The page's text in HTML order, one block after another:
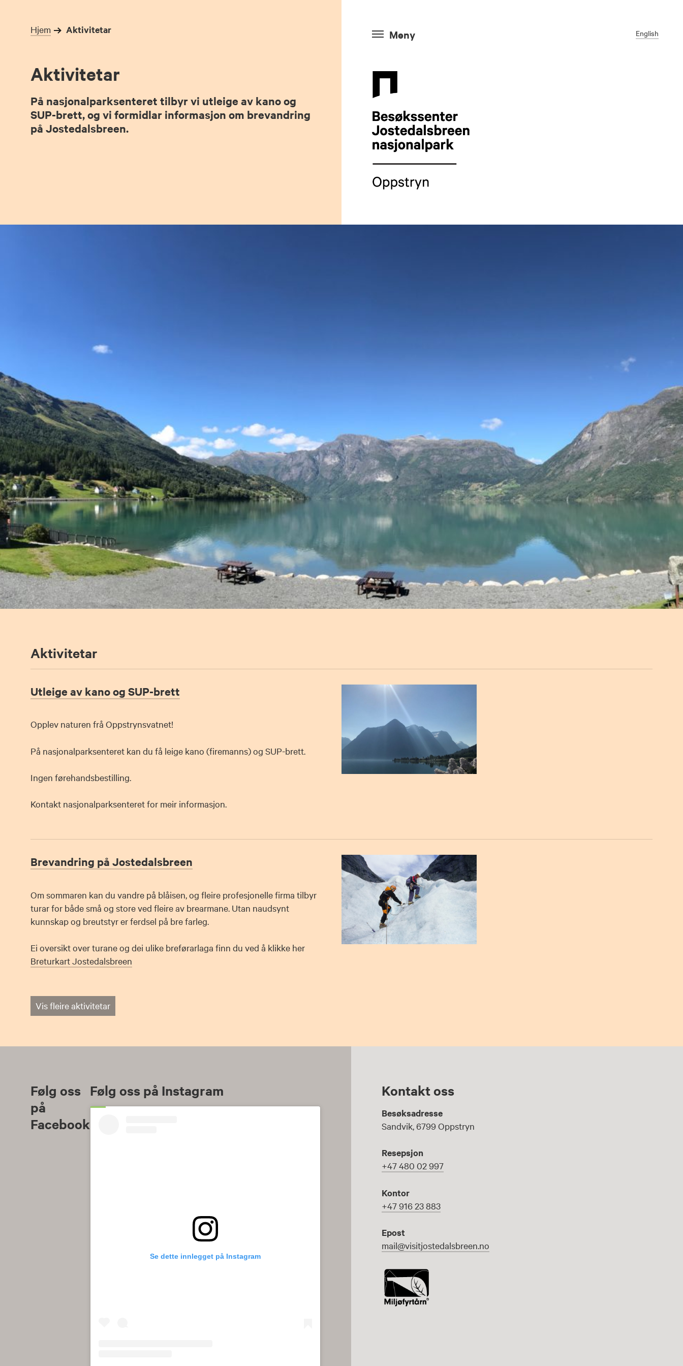
Meny English
Hjem Aktivitetar
Aktivitetar
På nasjonalparksenteret tilbyr vi utleige av kano og
SUP-brett, og vi formidlar informasjon om brevandring
på Jostedalsbreen.
Aktivitetar
Utleige av kano og SUP-brett
Opplev naturen frå Oppstrynsvatnet!
På nasjonalparksenteret kan du få leige kano (firemanns) og SUP-brett.
Ingen førehandsbestilling.
Kontakt nasjonalparksenteret for meir informasjon.
Brevandring på Jostedalsbreen
Om sommaren kan du vandre på blåisen, og fleire profesjonelle firma tilbyr
turar for både små og store ved fleire av brearmane. Utan naudsynt
kunnskap og breutstyr er ferdsel på bre farleg.
Ei oversikt over turane og dei ulike breførarlaga finn du ved å klikke her
Breturkart Jostedalsbreen
Vis fleire aktivitetar
Følg oss
på
Facebook
Følg oss på Instagram
Se dette innlegget på Instagram
Kontakt oss
Besøksadresse
Sandvik, 6799 Oppstryn
Resepsjon
+47 480 02 997
Kontor
+47 916 23 883
Epost
mail@visitjostedalsbreen.no